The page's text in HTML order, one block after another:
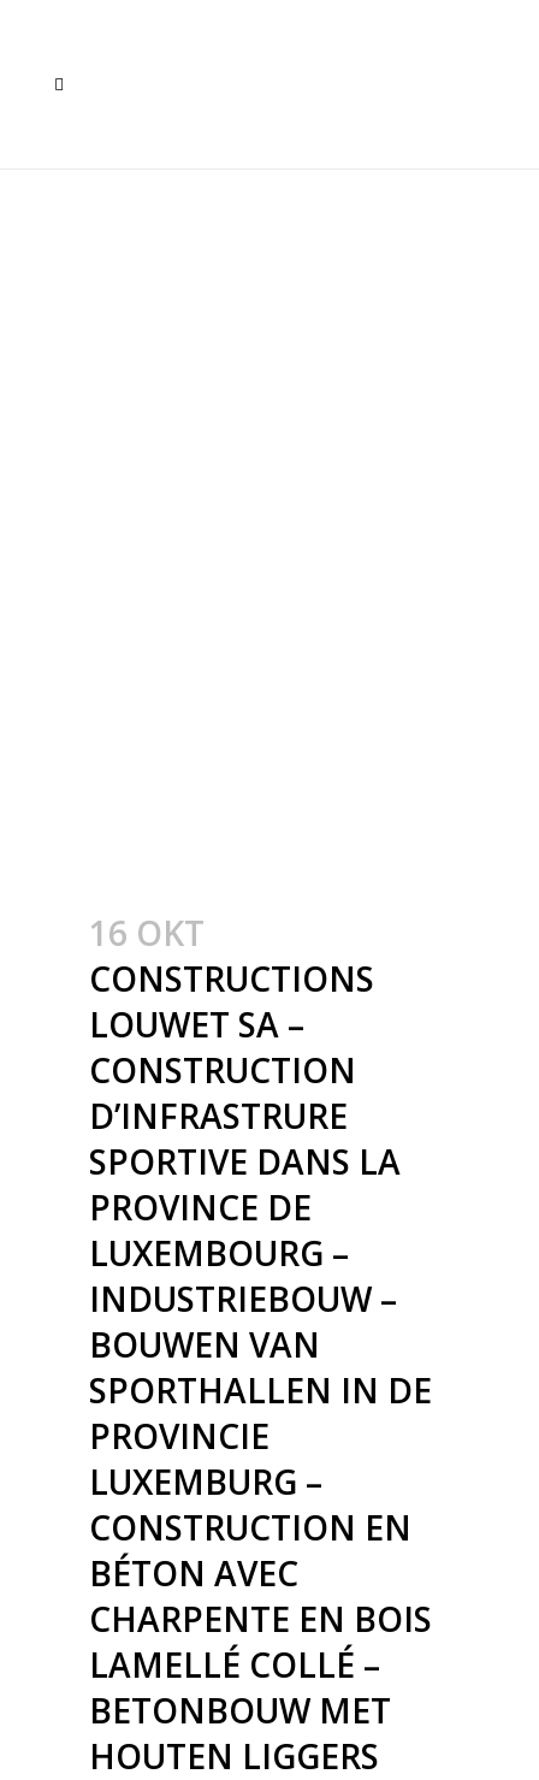
16 OKT
CONSTRUCTIONS
LOUWET SA –
CONSTRUCTION
D’INFRASTRURE
SPORTIVE DANS LA
PROVINCE DE
LUXEMBOURG –
INDUSTRIEBOUW –
BOUWEN VAN
SPORTHALLEN IN DE
PROVINCIE
LUXEMBURG –
CONSTRUCTION EN
BÉTON AVEC
CHARPENTE EN BOIS
LAMELLÉ COLLÉ –
BETONBOUW MET
HOUTEN LIGGERS